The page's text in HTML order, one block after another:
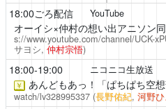
18:00ごろ配信 YouTube
オーイシ×仲村の想い出アニソン
s://www.youtube.com/channel/UCK-
サヨシ, 仲村宗悟)
18:00-19:00 ニコニコ生放送
￥ あんどもあっ！「ぱちぱち空想
watch/lv328995337 (長野佑紀, 河野ひ